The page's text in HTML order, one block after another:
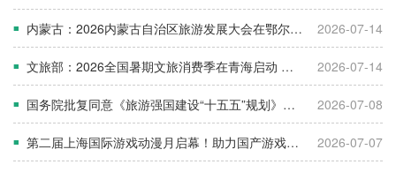
■ 内蒙古：2026内蒙古自治区旅游发展大会在鄂尔多斯举行 2026-07-14
■ 文旅部：2026全国暑期文旅消费季在青海启动 发放超4.5亿元消费补贴 2026-07-14
■ 国务院批复同意《旅游强国建设“十五五”规划》，坚持旅游为民 2026-07-08
■ 第二届上海国际游戏动漫月启幕！助力国产游戏动漫IP！ 2026-07-07